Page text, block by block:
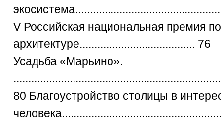
V Российская национальная премия
архитектуре....................................... 76
Усадьба «Марьино».
80 Благоустройство столицы в